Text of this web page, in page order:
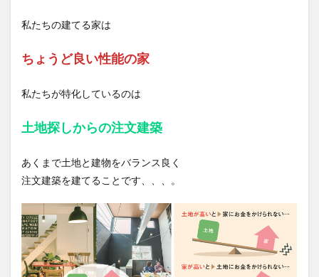
私たちの建てる家は
ちょうど良い性能の家
私たちが特化しているのは
土地探しからの注文建築
あくまで土地と建物をバランス良く
注文建築を建てることです、、、。